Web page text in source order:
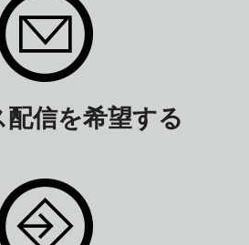
信を希望する